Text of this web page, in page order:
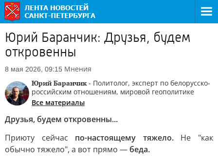
Юрий Баранчик: Друзья, будем
откровенны
8 мая 2026, 09:15 Мнения
Юрий Баранчик- Политолог, эксперт по белорусско-
российским отношениям, мировой геополитике
Все материалы
Друзья, будем откровенны...
Приюту сейчас по-настоящему тяжело.Не "как
обычно тяжело", а вот прямо —беда.